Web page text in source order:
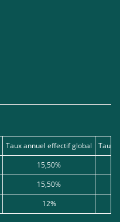
Taux annuel effectif global
Taux
15,50%
15,50%
12%